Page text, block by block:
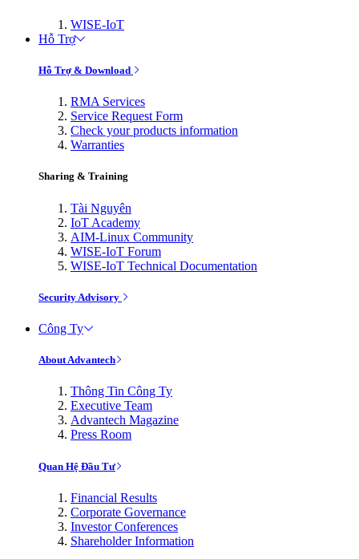
WISE-IoT
Hỗ Trợ
Hỗ Trợ & Download
RMA Services
Service Request Form
Check your products information
Warranties
Sharing & Training
Tài Nguyên
IoT Academy
AIM-Linux Community
WISE-IoT Forum
WISE-IoT Technical Documentation
Security Advisory
Công Ty
About Advantech
Thông Tin Công Ty
Executive Team
Advantech Magazine
Press Room
Quan Hệ Đầu Tư
Financial Results
Corporate Governance
Investor Conferences
Shareholder Information